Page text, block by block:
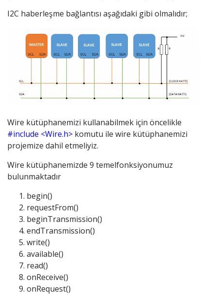
I2C haberleşme bağlantısı aşağıdaki gibi olmalıdır;
Wire kütüphanemizi kullanabilmek için öncelikle
#include <Wire.h> komutu ile wire kütüphanemizi
projemize dahil etmeliyiz.
Wire kütüphanemizde 9 temelfonksiyonumuz
bulunmaktadır
begin()
requestFrom()
beginTransmission()
endTransmission()
write()
available()
read()
onReceive()
onRequest()